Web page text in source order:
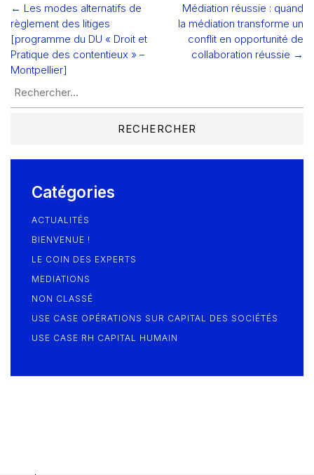
Navigation
de
l’article
← Les modes alternatifs de
règlement des litiges
[programme du DU « Droit et
Pratique des contentieux » –
Montpellier]
Médiation réussie : quand
la médiation transforme un
conflit en opportunité de
collaboration réussie →
Catégories
ACTUALITÉS
BIENVENUE !
LE COIN DES EXPERTS
MEDIATIONS
NON CLASSÉ
USE CASE OPÉRATIONS SUR CAPITAL DES SOCIÉTÉS
USE CASE RH CAPITAL HUMAIN